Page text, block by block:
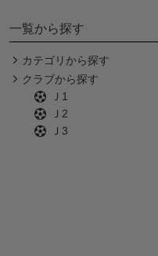
一覧から探す
カテゴリから探す
クラブから探す
Ｊ1
Ｊ2
Ｊ3